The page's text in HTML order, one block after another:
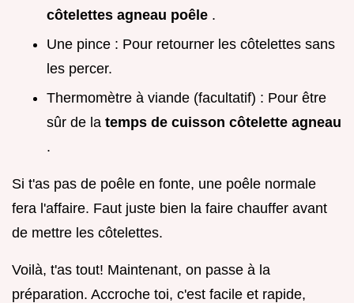
côtelettes agneau poêle .
Une pince : Pour retourner les côtelettes sans
les percer.
Thermomètre à viande (facultatif) : Pour être
sûr de la temps de cuisson côtelette agneau
.
Si t'as pas de poêle en fonte, une poêle normale
fera l'affaire. Faut juste bien la faire chauffer avant
de mettre les côtelettes.
Voilà, t'as tout! Maintenant, on passe à la
préparation. Accroche toi, c'est facile et rapide,